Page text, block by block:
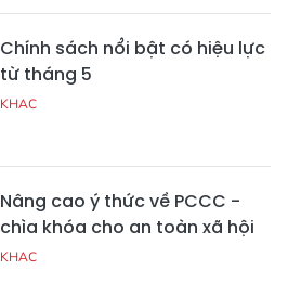
Chính sách nổi bật có hiệu lực
từ tháng 5
KHAC
Nâng cao ý thức về PCCC -
chìa khóa cho an toàn xã hội
KHAC